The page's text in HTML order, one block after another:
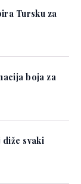
Tursku za
boja za
diže svaki